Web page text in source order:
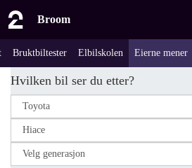
Broom
Bruktbiltester Elbilskolen Eierne mener
Hvilken bil ser du etter?